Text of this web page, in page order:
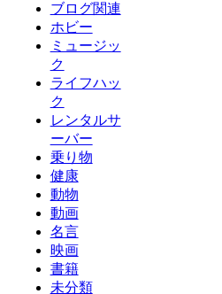
ブログ関連
ホビー
ミュージッ
ク
ライフハッ
ク
レンタルサ
ーバー
乗り物
健康
動物
動画
名言
映画
書籍
未分類